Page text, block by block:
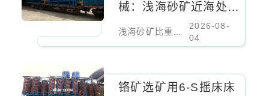
械：浅海砂矿近海处理
2026-08-
04
铬矿选矿用6-S摇床床